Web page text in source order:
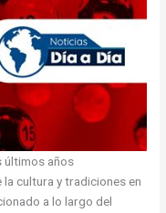
últimos años
cultura y tradiciones en
a lo largo del